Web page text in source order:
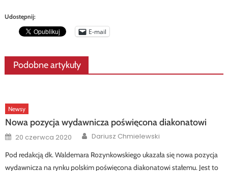
Udostępnij:
E-mail
Podobne artykuły
Newsy
Nowa pozycja wydawnicza poświęcona diakonatowi
Posted
on
20 czerwca 2020 Author
Dariusz Chmielewski
Pod redakcją dk. Waldemara Rozynkowskiego ukazała się nowa pozycja
wydawnicza na rynku polskim poświęcona diakonatowi stałemu. Jest to